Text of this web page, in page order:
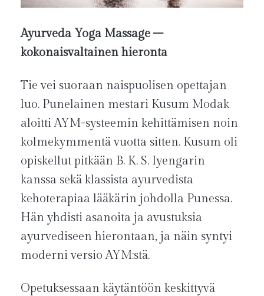
Ayurveda Yoga Massage –
kokonaisvaltainen hieronta
Tie vei suoraan naispuolisen opettajan
luo. Punelainen mestari Kusum Modak
aloitti AYM-systeemin kehittämisen noin
kolmekymmentä vuotta sitten. Kusum oli
opiskellut pitkään B. K. S. Iyengarin
kanssa sekä klassista ayurvedista
kehoterapiaa lääkärin johdolla Punessa.
Hän yhdisti asanoita ja avustuksia
ayurvediseen hierontaan, ja näin syntyi
moderni versio AYM:stä.
Opetuksessaan käytäntöön keskittyvä